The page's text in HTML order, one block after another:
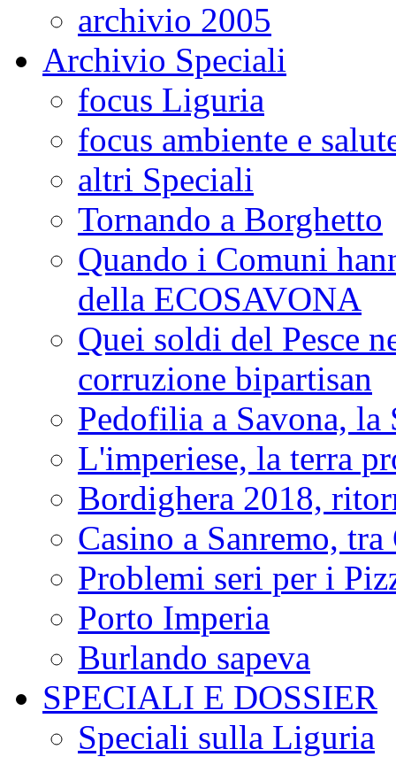
archivio 2005
Archivio Speciali
focus Liguria
focus ambiente e
altri Speciali
Tornando a Borghetto
Quando i Comuni
della ECOSAVONA
Quei soldi del Pesce
corruzione bipartisan
Pedofilia a Savona, la
L'imperiese, la terra
Bordighera 2018,
Casino a Sanremo,
Problemi seri per i
Porto Imperia
Burlando sapeva
SPECIALI E DOSSIER
Speciali sulla Liguria